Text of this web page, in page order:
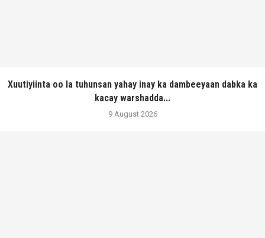
Xuutiyiinta oo la tuhunsan yahay inay ka dambeeyaan dabka ka
kacay warshadda...
9 August 2026